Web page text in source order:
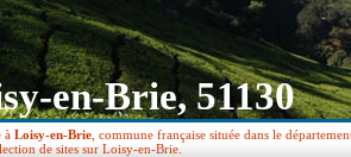
en-Brie, 51130
à Loisy-en-Brie , commune française située dans le
de sites sur Loisy-en-Brie.